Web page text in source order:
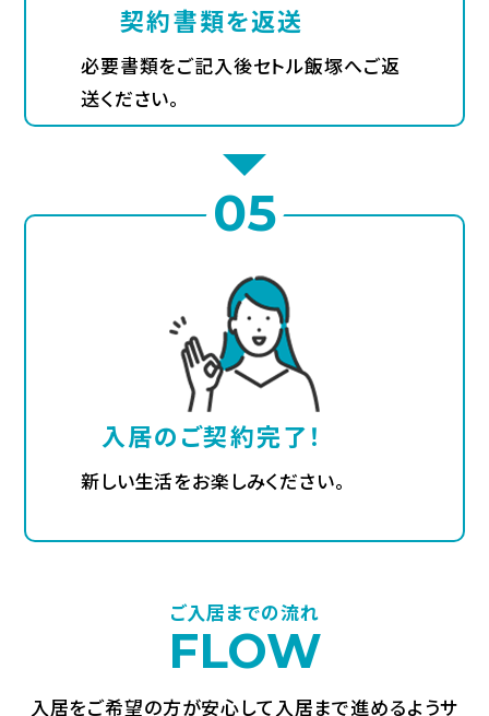
契約書類を返送
必要書類をご記入後セトル飯塚へご返
送ください。
05
入居のご契約完了！
新しい生活をお楽しみください。
ご入居までの流れ
FLOW
入居をご希望の方が安心して入居まで進めるようサ